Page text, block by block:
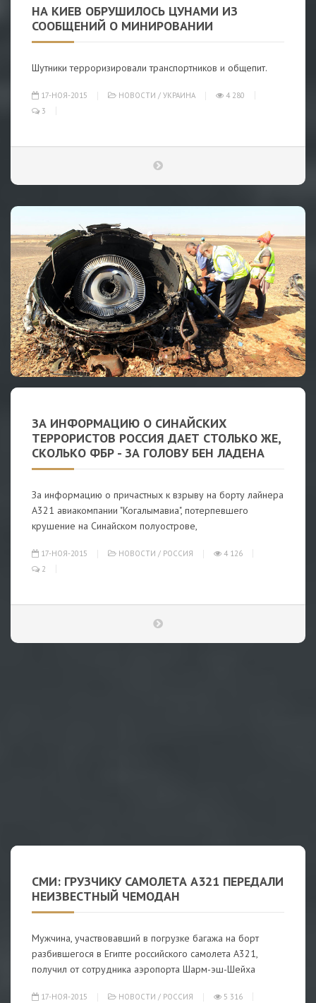
НА КИЕВ ОБРУШИЛОСЬ ЦУНАМИ ИЗ
СООБЩЕНИЙ О МИНИРОВАНИИ
Шутники терроризировали транспортников и общепит.
17-НОЯ-2015 НОВОСТИ / УКРАИНА
4 280
3
ЗА ИНФОРМАЦИЮ О СИНАЙСКИХ
ТЕРРОРИСТОВ РОССИЯ ДАЕТ СТОЛЬКО ЖЕ,
СКОЛЬКО ФБР - ЗА ГОЛОВУ БЕН ЛАДЕНА
За информацию о причастных к взрыву на борту лайнера
А321 авиакомпании "Когалымавиа", потерпевшего
крушение на Синайском полуострове,
17-НОЯ-2015 НОВОСТИ / РОССИЯ
4 126
2
СМИ: ГРУЗЧИКУ САМОЛЕТА А321 ПЕРЕДАЛИ
НЕИЗВЕСТНЫЙ ЧЕМОДАН
Мужчина, участвовавший в погрузке багажа на борт
разбившегося в Египте российского самолета A321,
получил от сотрудника аэропорта Шарм-эш-Шейха
17-НОЯ-2015 НОВОСТИ / РОССИЯ
5 316